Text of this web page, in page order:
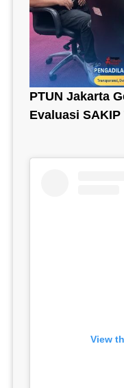
PTUN Jakarta
Evaluasi
View